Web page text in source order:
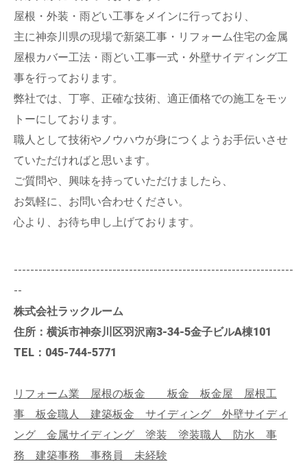
屋根・外装・雨どい工事をメインに行っており、
主に神奈川県の現場で新築工事・リフォーム住宅の金属
屋根カバー工法・雨どい工事一式・外壁サイディング工
事を行っております。
弊社では、丁寧、正確な技術、適正価格での施工をモッ
トーにしております。
職人として技術やノウハウが身につくようお手伝いさせ
ていただければと思います。
ご質問や、興味を持っていただけましたら、
お気軽に、お問い合わせください。
心より、お待ち申し上げております。
--------------------------------------------------------------------
--
株式会社ラックルーム
住所：横浜市神奈川区羽沢南3-34-5金子ビルA棟101
TEL：045-744-5771
リフォーム業 屋根の板金 板金 板金屋 屋根工
事 板金職人 建築板金 サイディング 外壁サイディ
ング 金属サイディング 塗装 塗装職人 防水 事
務 建築事務 事務員 未経験